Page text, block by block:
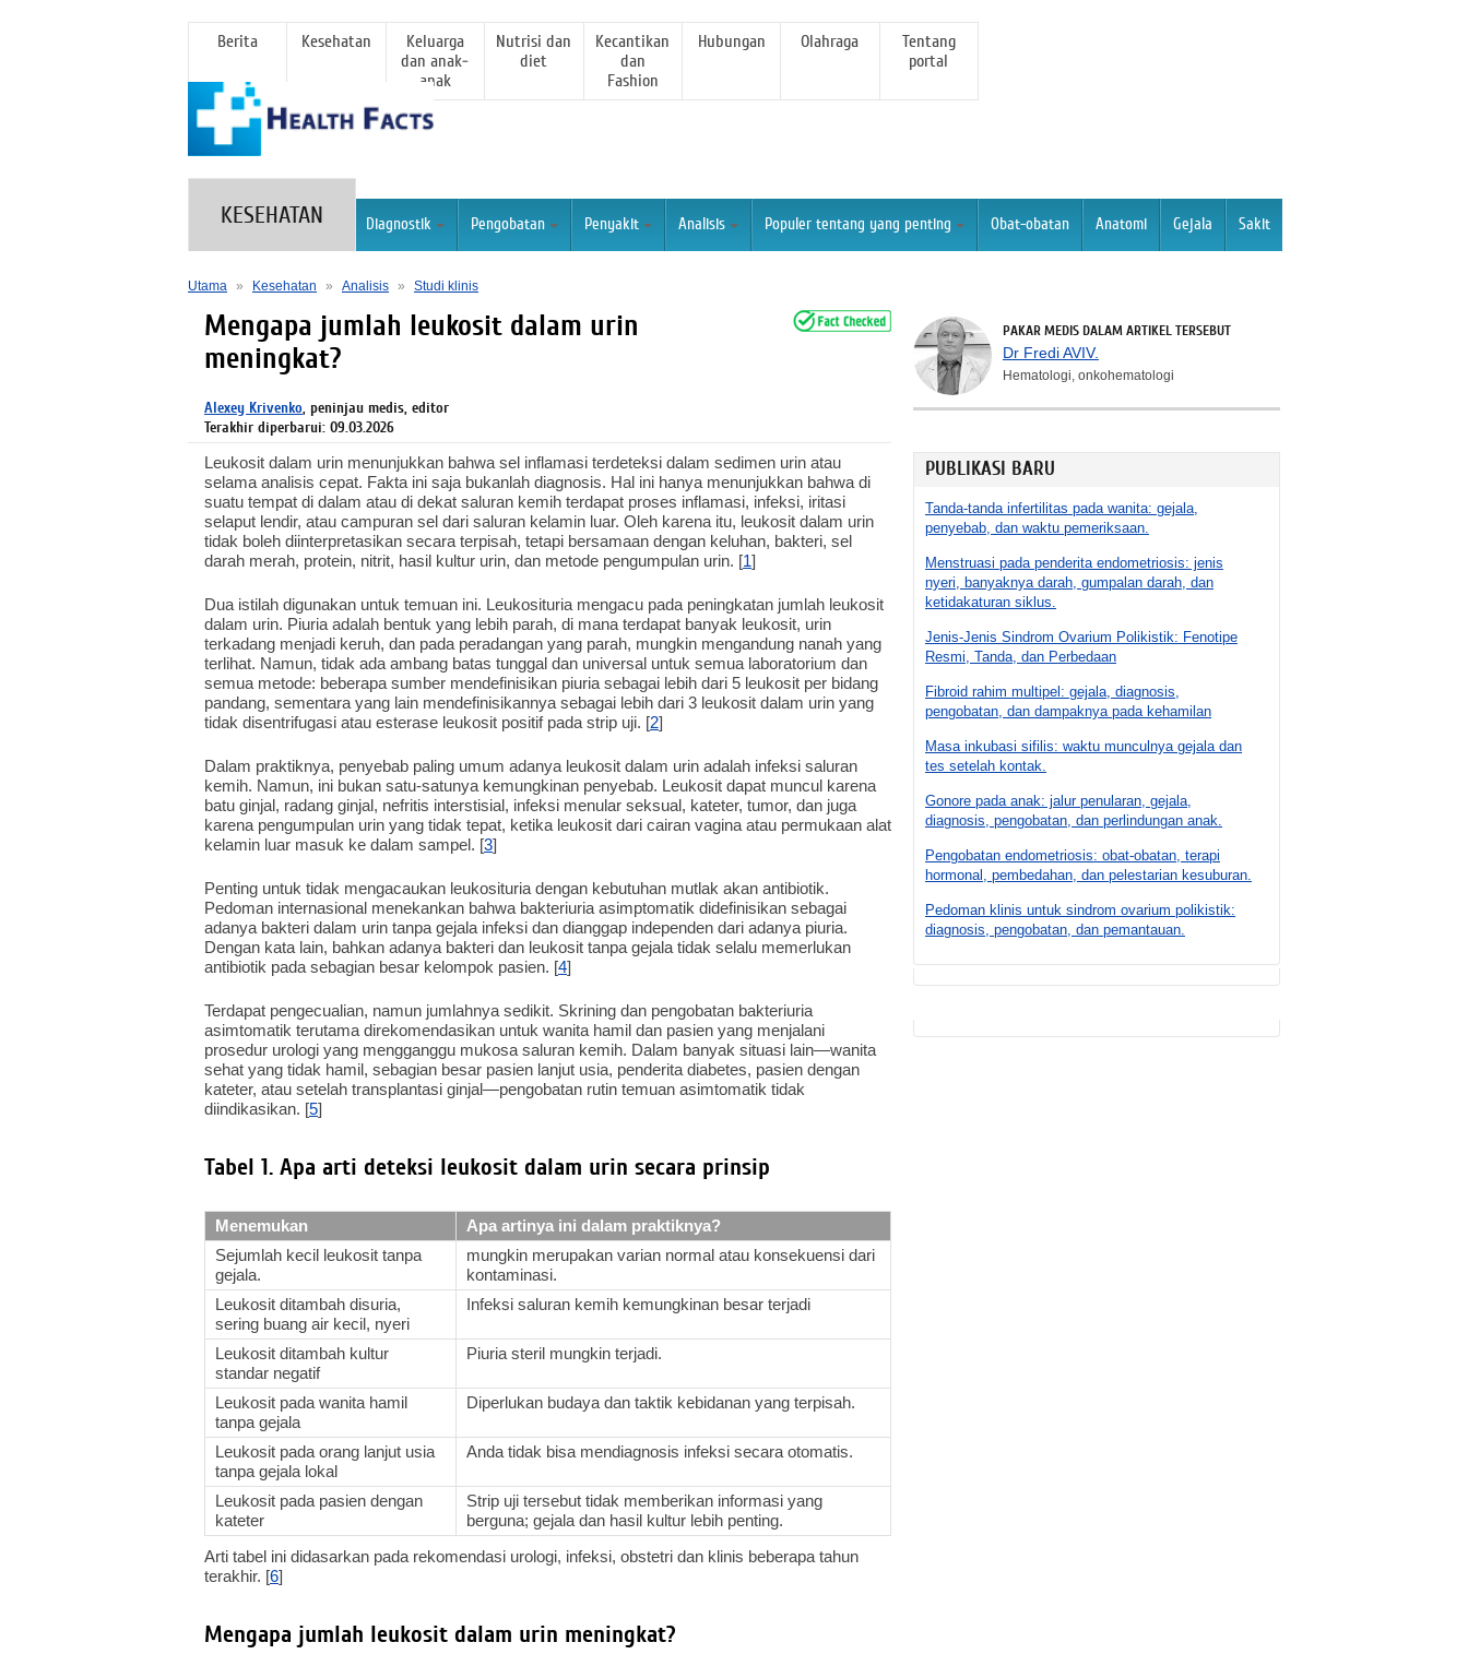
Berita Kesehatan
Keluarga
dan anak-
anak
Nutrisi dan
diet
Kecantikan
dan
Fashion
Hubungan Olahraga
Tentang
portal
KESEHATAN Diagnostik Pengobatan Penyakit Analisis Populer tentang yang penting Obat-obatan Anatomi Gejala Sakit
Utama » Kesehatan » Analisis » Studi klinis
PAKAR MEDIS DALAM ARTIKEL TERSEBUT
Dr Fredi AVIV.
Hematologi, onkohematologi
PUBLIKASI BARU
Tanda-tanda infertilitas pada wanita: gejala,
penyebab, dan waktu pemeriksaan.
Menstruasi pada penderita endometriosis: jenis
nyeri, banyaknya darah, gumpalan darah, dan
ketidakaturan siklus.
Jenis-Jenis Sindrom Ovarium Polikistik: Fenotipe
Resmi, Tanda, dan Perbedaan
Fibroid rahim multipel: gejala, diagnosis,
pengobatan, dan dampaknya pada kehamilan
Masa inkubasi sifilis: waktu munculnya gejala dan
tes setelah kontak.
Gonore pada anak: jalur penularan, gejala,
diagnosis, pengobatan, dan perlindungan anak.
Pengobatan endometriosis: obat-obatan, terapi
hormonal, pembedahan, dan pelestarian kesuburan.
Pedoman klinis untuk sindrom ovarium polikistik:
diagnosis, pengobatan, dan pemantauan.
Mengapa jumlah leukosit dalam urin
meningkat?
Alexey Krivenko, peninjau medis, editor
Terakhir diperbarui: 09.03.2026
Leukosit dalam urin menunjukkan bahwa sel inflamasi terdeteksi dalam sedimen urin atau
selama analisis cepat. Fakta ini saja bukanlah diagnosis. Hal ini hanya menunjukkan bahwa di
suatu tempat di dalam atau di dekat saluran kemih terdapat proses inflamasi, infeksi, iritasi
selaput lendir, atau campuran sel dari saluran kelamin luar. Oleh karena itu, leukosit dalam urin
tidak boleh diinterpretasikan secara terpisah, tetapi bersamaan dengan keluhan, bakteri, sel
darah merah, protein, nitrit, hasil kultur urin, dan metode pengumpulan urin. [1]
Dua istilah digunakan untuk temuan ini. Leukosituria mengacu pada peningkatan jumlah leukosit
dalam urin. Piuria adalah bentuk yang lebih parah, di mana terdapat banyak leukosit, urin
terkadang menjadi keruh, dan pada peradangan yang parah, mungkin mengandung nanah yang
terlihat. Namun, tidak ada ambang batas tunggal dan universal untuk semua laboratorium dan
semua metode: beberapa sumber mendefinisikan piuria sebagai lebih dari 5 leukosit per bidang
pandang, sementara yang lain mendefinisikannya sebagai lebih dari 3 leukosit dalam urin yang
tidak disentrifugasi atau esterase leukosit positif pada strip uji. [2]
Dalam praktiknya, penyebab paling umum adanya leukosit dalam urin adalah infeksi saluran
kemih. Namun, ini bukan satu-satunya kemungkinan penyebab. Leukosit dapat muncul karena
batu ginjal, radang ginjal, nefritis interstisial, infeksi menular seksual, kateter, tumor, dan juga
karena pengumpulan urin yang tidak tepat, ketika leukosit dari cairan vagina atau permukaan alat
kelamin luar masuk ke dalam sampel. [3]
Penting untuk tidak mengacaukan leukosituria dengan kebutuhan mutlak akan antibiotik.
Pedoman internasional menekankan bahwa bakteriuria asimptomatik didefinisikan sebagai
adanya bakteri dalam urin tanpa gejala infeksi dan dianggap independen dari adanya piuria.
Dengan kata lain, bahkan adanya bakteri dan leukosit tanpa gejala tidak selalu memerlukan
antibiotik pada sebagian besar kelompok pasien. [4]
Terdapat pengecualian, namun jumlahnya sedikit. Skrining dan pengobatan bakteriuria
asimtomatik terutama direkomendasikan untuk wanita hamil dan pasien yang menjalani
prosedur urologi yang mengganggu mukosa saluran kemih. Dalam banyak situasi lain—wanita
sehat yang tidak hamil, sebagian besar pasien lanjut usia, penderita diabetes, pasien dengan
kateter, atau setelah transplantasi ginjal—pengobatan rutin temuan asimtomatik tidak
diindikasikan. [5]
Tabel 1. Apa arti deteksi leukosit dalam urin secara prinsip
Menemukan
Apa artinya ini dalam praktiknya?
Sejumlah kecil leukosit tanpa
gejala.
mungkin merupakan varian normal atau konsekuensi dari
kontaminasi.
Leukosit ditambah disuria,
sering buang air kecil, nyeri
Infeksi saluran kemih kemungkinan besar terjadi
Leukosit ditambah kultur
standar negatif
Piuria steril mungkin terjadi.
Leukosit pada wanita hamil
tanpa gejala
Diperlukan budaya dan taktik kebidanan yang terpisah.
Leukosit pada orang lanjut usia
tanpa gejala lokal
Anda tidak bisa mendiagnosis infeksi secara otomatis.
Leukosit pada pasien dengan
kateter
Strip uji tersebut tidak memberikan informasi yang
berguna; gejala dan hasil kultur lebih penting.
Arti tabel ini didasarkan pada rekomendasi urologi, infeksi, obstetri dan klinis beberapa tahun
terakhir. [6]
Mengapa jumlah leukosit dalam urin meningkat?